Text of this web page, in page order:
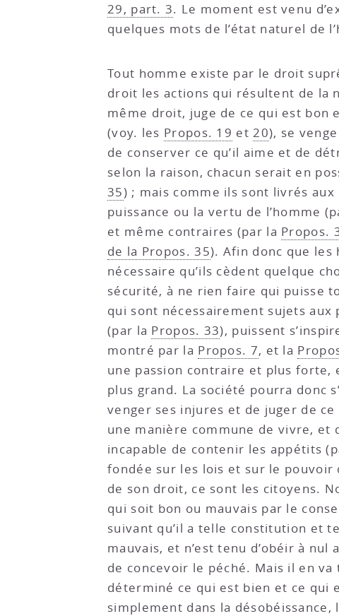
29, part. 3. Le moment est venu
quelques mots de l’état naturel de
Tout homme existe par le droit
droit les actions qui résultent de la
même droit, juge de ce qui est
(voy. les Propos. 19 et20), se
de conserver ce qu’il aime et de
selon la raison, chacun serait en
35) ; mais comme ils sont livrés aux
puissance ou la vertu de l’homme
et même contraires (par la Propos.
de la Propos. 35). Afin donc que
nécessaire qu’ils cèdent quelque
sécurité, à ne rien faire qui puisse
qui sont nécessairement sujets aux
(par la Propos. 33), puissent
montré par la Propos. 7, et la
une passion contraire et plus forte,
plus grand. La société pourra donc
venger ses injures et de juger de
une manière commune de vivre, et
incapable de contenir les appétits
fondée sur les lois et sur le pouvoir
de son droit, ce sont les citoyens.
qui soit bon ou mauvais par le
suivant qu’il a telle constitution et
mauvais, et n’est tenu d’obéir à
de concevoir le péché. Mais il en
déterminé ce qui est bien et ce qui
simplement dans la